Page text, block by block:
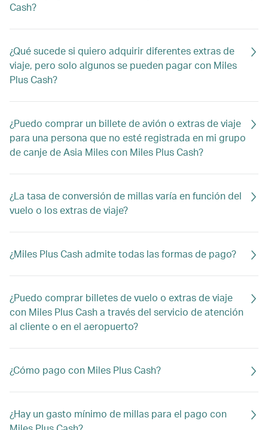
Cash?
¿Qué sucede si quiero adquirir diferentes extras de
viaje, pero solo algunos se pueden pagar con Miles
Plus Cash?
¿Puedo comprar un billete de avión o extras de viaje
para una persona que no esté registrada en mi grupo
de canje de Asia Miles con Miles Plus Cash?
¿La tasa de conversión de millas varía en función del
vuelo o los extras de viaje?
¿Miles Plus Cash admite todas las formas de pago?
¿Puedo comprar billetes de vuelo o extras de viaje
con Miles Plus Cash a través del servicio de atención
al cliente o en el aeropuerto?
¿Cómo pago con Miles Plus Cash?
¿Hay un gasto mínimo de millas para el pago con